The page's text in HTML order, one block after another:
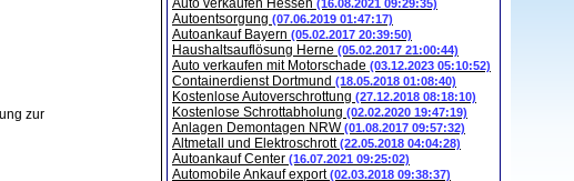
zur
Auto verkaufen Hessen (16.08.2021 09:29:35)
Autoentsorgung (07.06.2019 01:47:17)
Autoankauf Bayern (05.02.2017 20:39:50)
Haushaltsauflösung Herne (05.02.2017 21:00:44)
Auto verkaufen mit Motorschade (03.12.2023 05:10:52)
Containerdienst Dortmund (18.05.2018 01:08:40)
Kostenlose Autoverschrottung (27.12.2018 08:18:10)
Kostenlose Schrottabholung (02.02.2020 19:47:19)
Anlagen Demontagen NRW(01.08.2017 09:57:32)
Altmetall und Elektroschrott(22.05.2018 04:04:28)
Autoankauf Center (16.07.2021 09:25:02)
Automobile Ankauf export(02.03.2018 09:38:37)